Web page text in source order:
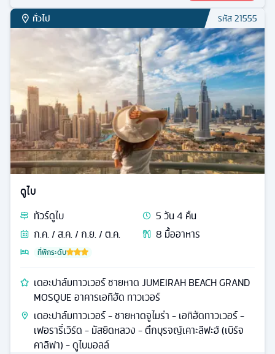
ทั่วไป รหัส21555
ดูไบ
ทัวร์ดูไบ 5วัน4 คืน
ก.ค. / ส.ค. / ก.ย. / ต.ค.
8 มื้ออาหาร
ที่พักระดับ
เดอะปาล์มทาวเวอร์ ชายหาด JUMEIRAH BEACH GRAND
MOSQUE อาคารเอทิฮัด ทาวเวอร์
เดอะปาล์มทาวเวอร์ - ชายหาดจูไมร่า - เอทิฮัดทาวเวอร์ -
เฟอรารี่เวิร์ด - มัสยิดหลวง - ตึกบุรจญ์เคาะลีฟะฮ์ (เบิร์จ
คาลิฟา) - ดูไบมอลล์